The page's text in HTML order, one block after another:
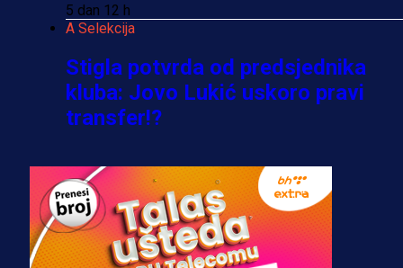
5 dan 12 h
A Selekcija
Stigla potvrda od predsjednika
kluba: Jovo Lukić uskoro pravi
transfer!?
A Selekcija
Zmajevi dobili veliko pojačanje:
Fudbaler Olympiacosa želi obući